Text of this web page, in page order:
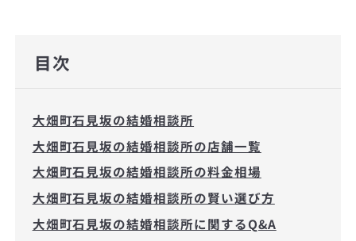
目次
大畑町石見坂の結婚相談所
大畑町石見坂の結婚相談所の店舗一覧
大畑町石見坂の結婚相談所の料金相場
大畑町石見坂の結婚相談所の賢い選び方
大畑町石見坂の結婚相談所に関するQ&A